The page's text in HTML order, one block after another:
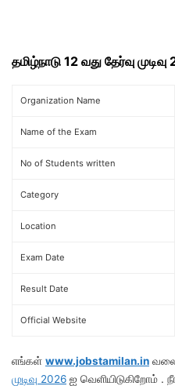
தமிழ்நாடு 12 வது தேர்வு
Organization Name
Name of the Exam
No of Students written
Category
Location
Exam Date
Result Date
Official Website
எங்கள் www.jobstamilan.in
முடிவு 2026 ஐ வெளியிடுகிறோம்